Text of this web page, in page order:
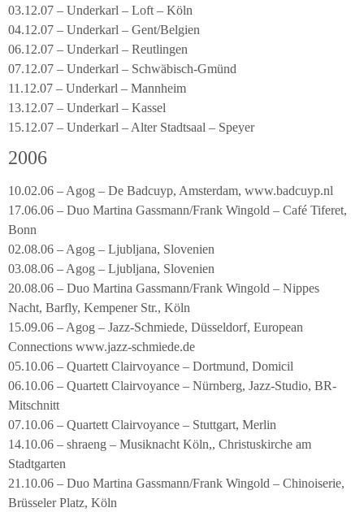
03.12.07 – Underkarl – Loft – Köln
04.12.07 – Underkarl – Gent/Belgien
06.12.07 – Underkarl – Reutlingen
07.12.07 – Underkarl – Schwäbisch-Gmünd
11.12.07 – Underkarl – Mannheim
13.12.07 – Underkarl – Kassel
15.12.07 – Underkarl – Alter Stadtsaal – Speyer
2006
10.02.06 – Agog – De Badcuyp, Amsterdam, www.badcuyp.nl
17.06.06 – Duo Martina Gassmann/Frank Wingold – Café Tiferet,
Bonn
02.08.06 – Agog – Ljubljana, Slovenien
03.08.06 – Agog – Ljubljana, Slovenien
20.08.06 – Duo Martina Gassmann/Frank Wingold – Nippes
Nacht, Barfly, Kempener Str., Köln
15.09.06 – Agog – Jazz-Schmiede, Düsseldorf, European
Connections www.jazz-schmiede.de
05.10.06 – Quartett Clairvoyance – Dortmund, Domicil
06.10.06 – Quartett Clairvoyance – Nürnberg, Jazz-Studio, BR-
Mitschnitt
07.10.06 – Quartett Clairvoyance – Stuttgart, Merlin
14.10.06 – shraeng – Musiknacht Köln,, Christuskirche am
Stadtgarten
21.10.06 – Duo Martina Gassmann/Frank Wingold – Chinoiserie,
Brüsseler Platz, Köln